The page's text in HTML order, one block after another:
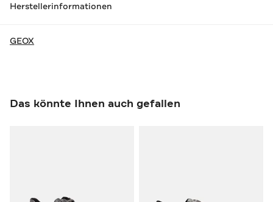
Herstellerinformationen
GEOX
Das könnte Ihnen auch gefallen